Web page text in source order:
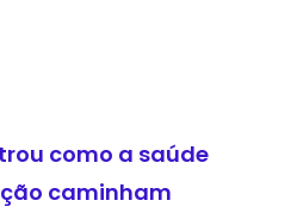
como a saúde
caminham